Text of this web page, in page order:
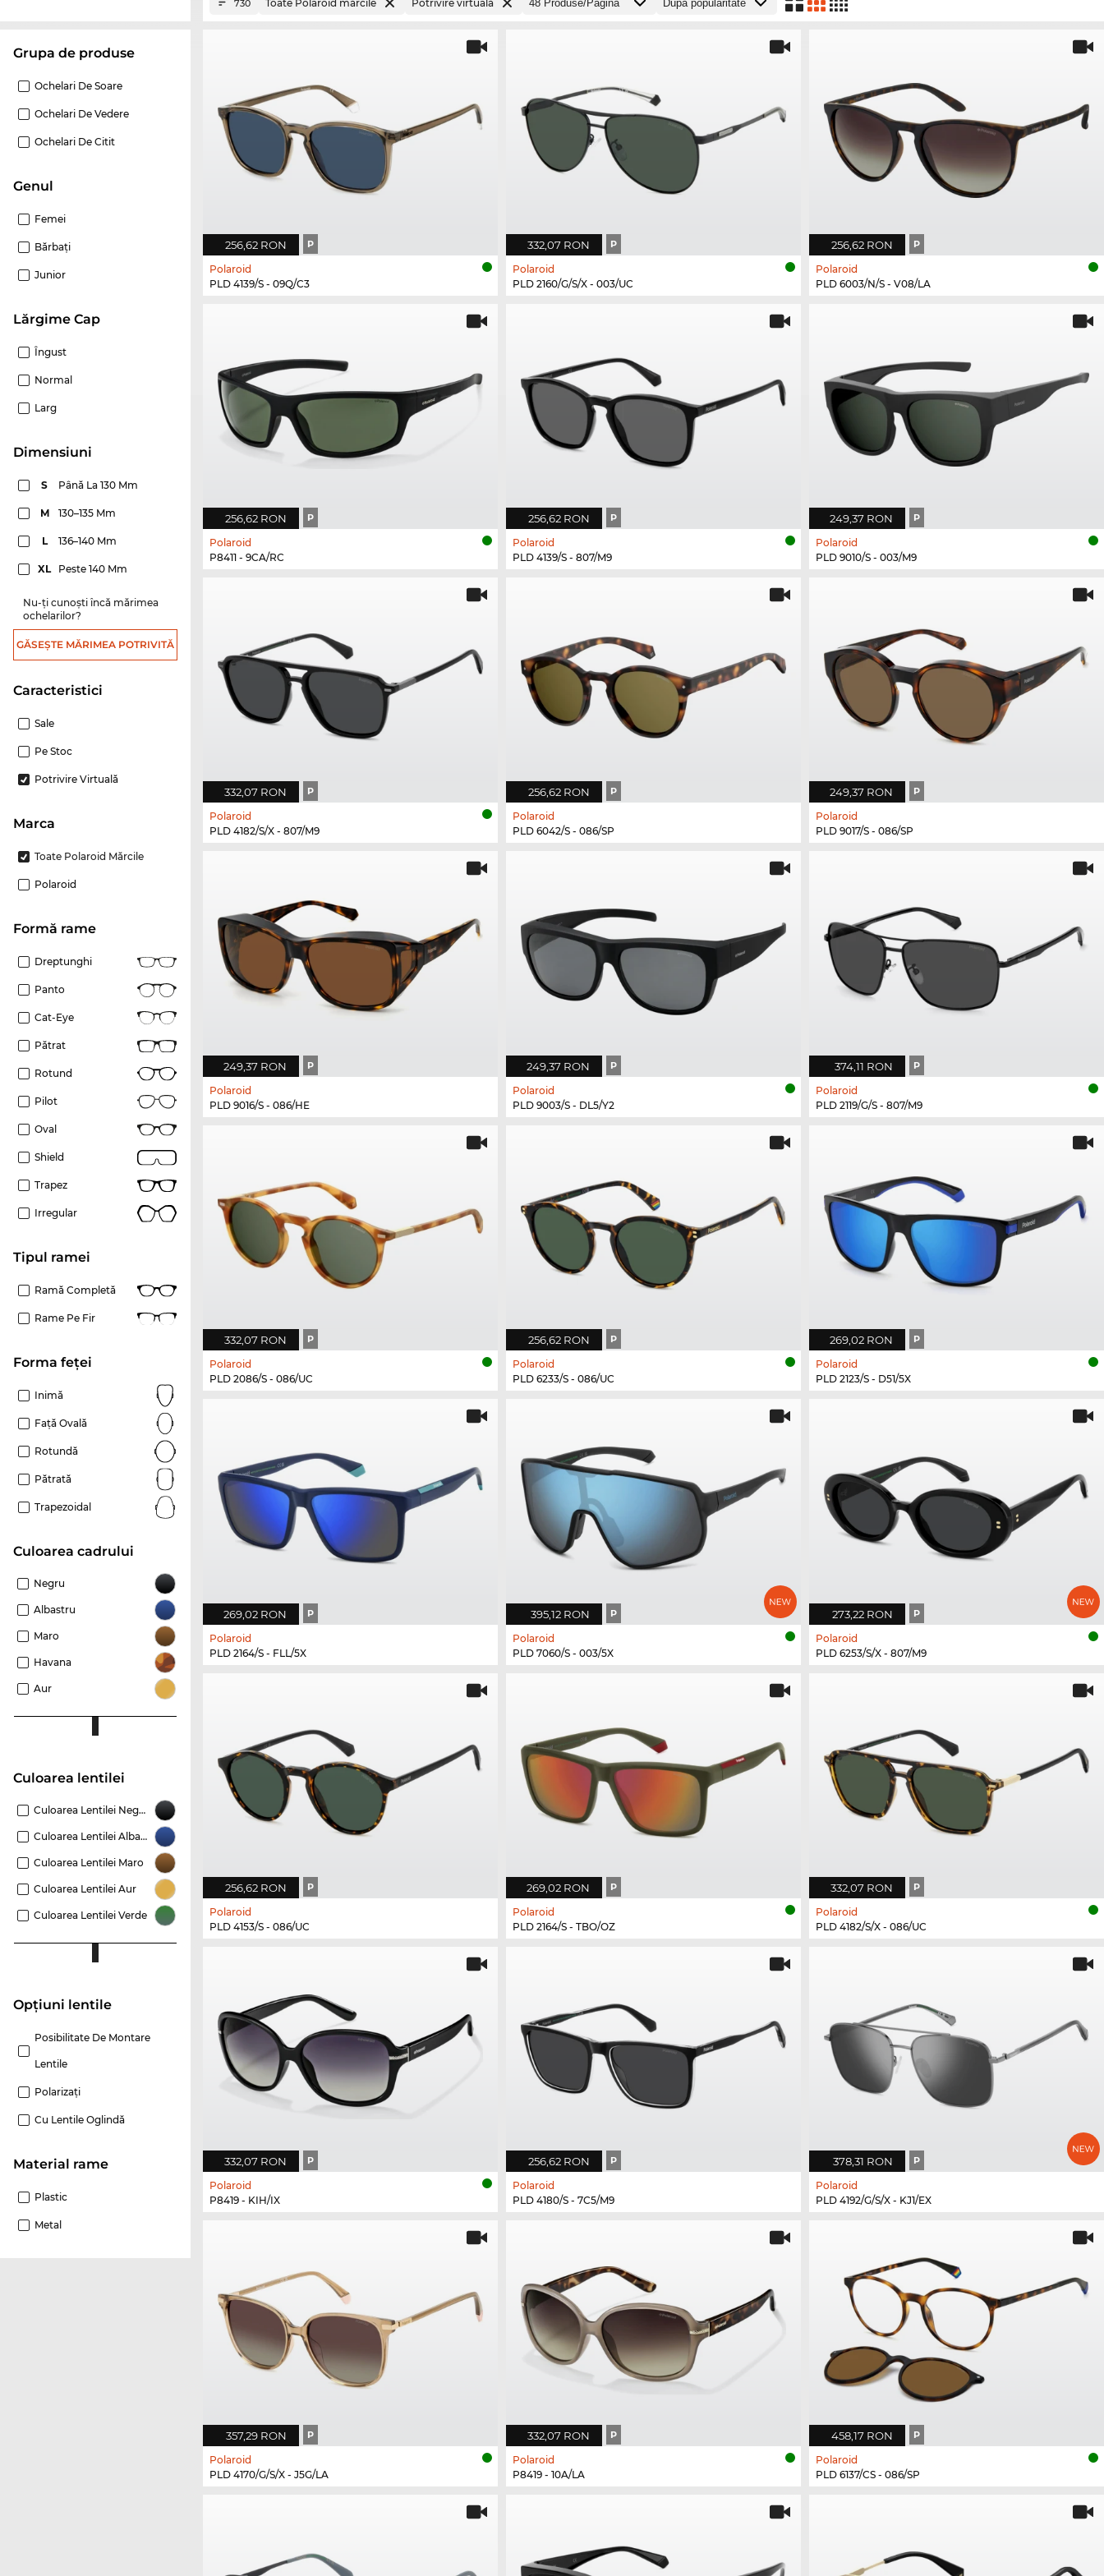
Grupa de produse
Ochelari De Soare
Ochelari De Vedere
Ochelari De Citit
Genul
Femei
Bărbaţi
Junior
Lărgime Cap
Îngust
Normal
Larg
dimensiuni
S Până La 130 Mm
M 130–135 Mm
L 136–140 Mm
XL Peste 140 Mm
Nu-ți cunoști încă mărimea
ochelarilor?
GĂSEȘTE MĂRIMEA POTRIVITĂ
Caracteristici
Sale
Pe Stoc
Potrivire Virtuală
marca
Toate Polaroid Mărcile
Polaroid
Formă rame
Dreptunghi
Panto
Cat-Eye
Pătrat
Rotund
Pilot
Oval
Shield
Trapez
Irregular
Tipul ramei
Ramă Completă
Rame Pe Fir
Forma feței
Inimă
Față Ovală
Rotundă
Pătrată
Trapezoidal
Culoarea cadrului
Negru
Albastru
Maro
Havana
Aur
Culoarea lentilei
Culoarea Lentilei Negru
Culoarea Lentilei Albastru
Culoarea Lentilei Maro
Culoarea Lentilei Aur
Culoarea Lentilei Verde
Opțiuni lentile
Posibilitate De Montare
Lentile
Polarizaţi
Cu Lentile Oglindă
Material rame
Plastic
Metal
730 Toate Polaroid mărcile Potrivire virtuală
256,62 RON P
Polaroid
PLD 4139/S - 09Q/C3
332,07 RON P
Polaroid
PLD 2160/G/S/X - 003/UC
256,62 RON P
Polaroid
PLD 6003/N/S - V08/LA
256,62 RON P
Polaroid
P8411 - 9CA/RC
256,62 RON P
Polaroid
PLD 4139/S - 807/M9
249,37 RON P
Polaroid
PLD 9010/S - 003/M9
332,07 RON P
Polaroid
PLD 4182/S/X - 807/M9
256,62 RON P
Polaroid
PLD 6042/S - 086/SP
249,37 RON P
Polaroid
PLD 9017/S - 086/SP
249,37 RON P
Polaroid
PLD 9016/S - 086/HE
249,37 RON P
Polaroid
PLD 9003/S - DL5/Y2
374,11 RON P
Polaroid
PLD 2119/G/S - 807/M9
332,07 RON P
Polaroid
PLD 2086/S - 086/UC
256,62 RON P
Polaroid
PLD 6233/S - 086/UC
269,02 RON P
Polaroid
PLD 2123/S - D51/5X
269,02 RON P
Polaroid
PLD 2164/S - FLL/5X
395,12 RON P
Polaroid
PLD 7060/S - 003/5X
273,22 RON P
Polaroid
PLD 6253/S/X - 807/M9
256,62 RON P
Polaroid
PLD 4153/S - 086/UC
269,02 RON P
Polaroid
PLD 2164/S - TBO/OZ
332,07 RON P
Polaroid
PLD 4182/S/X - 086/UC
332,07 RON P
Polaroid
P8419 - KIH/IX
256,62 RON P
Polaroid
PLD 4180/S - 7C5/M9
378,31 RON P
Polaroid
PLD 4192/G/S/X - KJ1/EX
357,29 RON P
Polaroid
PLD 4170/G/S/X - J5G/LA
332,07 RON P
Polaroid
P8419 - 10A/LA
458,17 RON P
Polaroid
PLD 6137/CS - 086/SP